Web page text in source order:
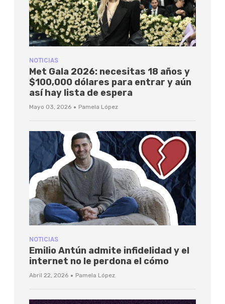
NOTICIAS
Met Gala 2026: necesitas 18 años y
$100,000 dólares para entrar y aún
así hay lista de espera
Mayo 03, 2026 · Pamela López
NOTICIAS
Emilio Antún admite infidelidad y el
internet no le perdona el cómo
Abril 22, 2026 · Pamela López